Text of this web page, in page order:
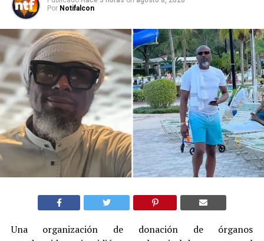
Por Notifalcon
Una organización de donación de órganos